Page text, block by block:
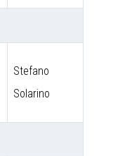
Stefano
Solarino